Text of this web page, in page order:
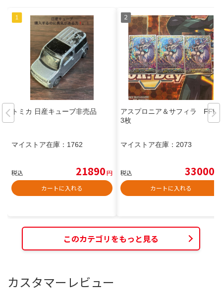
トミカ 日産キューブ非売品
マイストア在庫： 1762
税込 21890円
カートに入れる
アスプロニア＆サフィラ FFR
3枚
マイストア在庫： 2073
税込 33000
カートに入れる
このカテゴリをもっと見る
カスタマーレビュー